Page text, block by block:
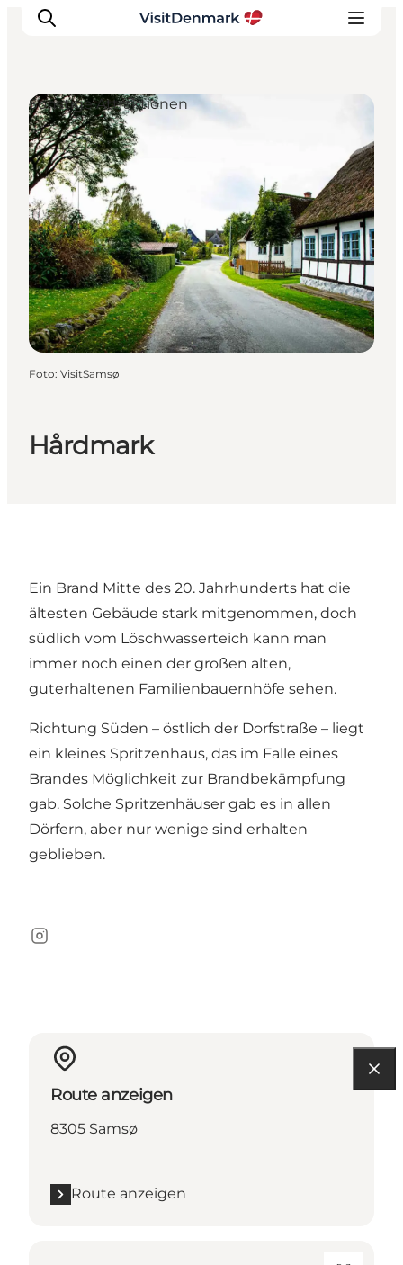
Inspiration
Regionen
Erlebnisse
Unterkünfte
Reiseplanung
Hårdmark
Sonstige Attraktionen
Foto: VisitSamsø
Ein Brand Mitte des 20. Jahrhunderts hat die
ältesten Gebäude stark mitgenommen, doch
südlich vom Löschwasserteich kann man
immer noch einen der großen alten,
guterhaltenen Familienbauernhöfe sehen.
Richtung Süden – östlich der Dorfstraße – liegt
ein kleines Spritzenhaus, das im Falle eines
Brandes Möglichkeit zur Brandbekämpfung
gab. Solche Spritzenhäuser gab es in allen
Dörfern, aber nur wenige sind erhalten
geblieben.
Instagram
Route anzeigen
8305 Samsø
Route anzeigen